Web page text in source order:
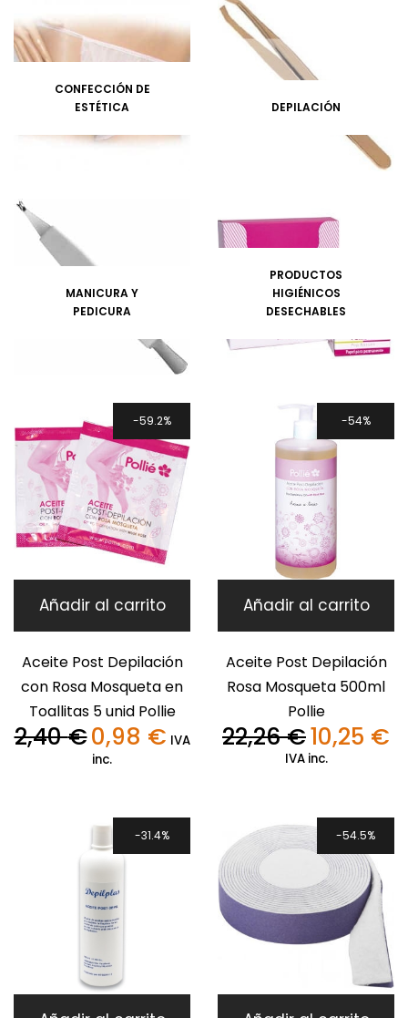
CONFECCIÓN DE
ESTÉTICA
DEPILACIÓN
MANICURA Y
PEDICURA
PRODUCTOS
HIGIÉNICOS
DESECHABLES
59.2%
Añadir al carrito
Aceite Post Depilación
con Rosa Mosqueta en
Toallitas 5 unid Pollie
2,40€ El
precio
0,98 €ElIVA
inc.
54%
Añadir al carrito
Aceite Post Depilación
Rosa Mosqueta 500ml
Pollie
22,26€
precio
10,25 €
IVA inc.
31.4% 54.5%